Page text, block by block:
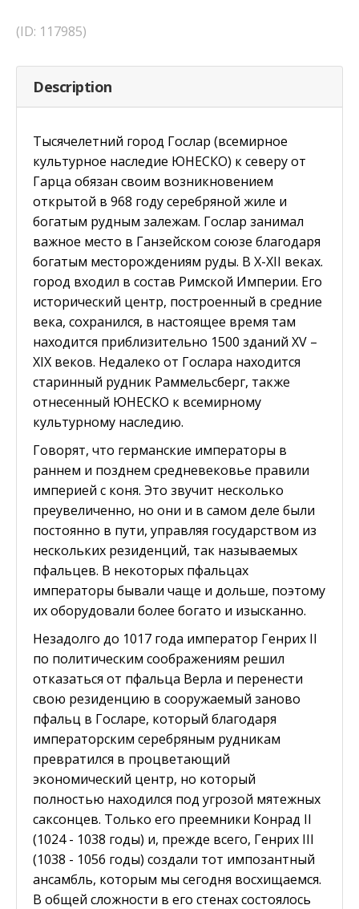
(ID: 117985)
Description
Тысячелетний город Гослар (всемирное
культурное наследие ЮНЕСКО) к северу от
Гарца обязан своим возникновением
открытой в 968 году серебряной жиле и
богатым рудным залежам. Гослар занимал
важное место в Ганзейском союзе благодаря
богатым месторождениям руды. В X-XII веках.
город входил в состав Римской Империи. Его
исторический центр, построенный в средние
века, сохранился, в настоящее время там
находится приблизительно 1500 зданий XV –
XIX веков. Недалеко от Гослара находится
старинный рудник Раммельсберг, также
отнесенный ЮНЕСКО к всемирному
культурному наследию.
Говорят, что германские императоры в
раннем и позднем средневековье правили
империей с коня. Это звучит несколько
преувеличенно, но они и в самом деле были
постоянно в пути, управляя государством из
нескольких резиденций, так называемых
пфальцев. В некоторых пфальцах
императоры бывали чаще и дольше, поэтому
их оборудовали более богато и изысканно.
Незадолго до 1017 года император Генрих II
по политическим соображениям решил
отказаться от пфальца Верла и перенести
свою резиденцию в сооружаемый заново
пфальц в Госларе, который благодаря
императорским серебряным рудникам
превратился в процветающий
экономический центр, но который
полностью находился под угрозой мятежных
саксонцев. Только его преемники Конрад II
(1024 - 1038 годы) и, прежде всего, Генрих III
(1038 - 1056 годы) создали тот импозантный
ансамбль, которым мы сегодня восхищаемся.
В общей сложности в его стенах состоялось